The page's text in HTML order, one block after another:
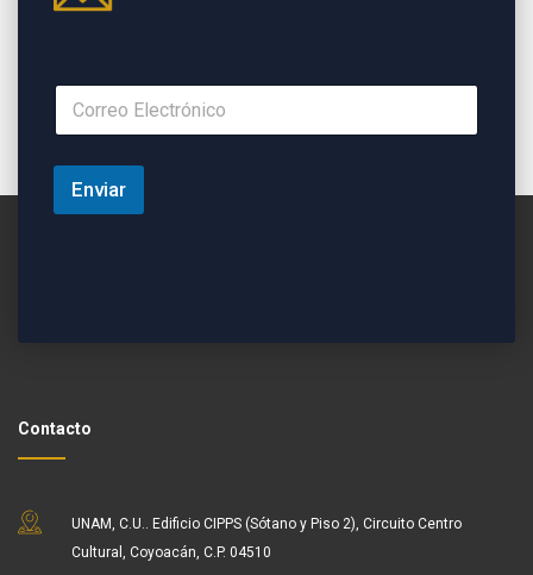
Enviar
Contacto
UNAM, C.U.. Edificio CIPPS (Sótano y Piso 2), Circuito Centro
Cultural, Coyoacán, C.P. 04510